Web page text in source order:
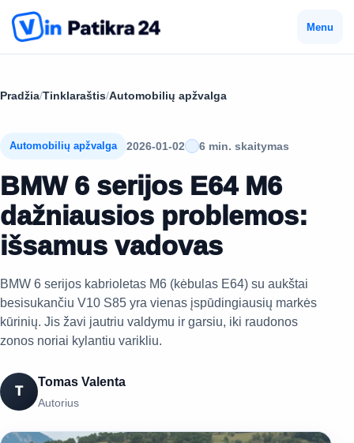
Menu
Pradžia/Tinklaraštis/Automobilių apžvalga
Automobilių apžvalga 2026-01-02 6 min. skaitymas
BMW 6 serijos E64 M6
dažniausios problemos:
išsamus vadovas
BMW 6 serijos kabrioletas M6 (kėbulas E64) su aukštai
besisukančiu V10 S85 yra vienas įspūdingiausių markės
kūrinių. Jis žavi jautriu valdymu ir garsiu, iki raudonos
zonos noriai kylantiu varikliu.
T
Tomas Valenta
Autorius